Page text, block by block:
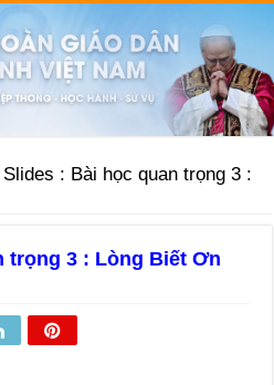
Slides : Bài học quan trọng 3 :
trọng 3 : Lòng Biết Ơn